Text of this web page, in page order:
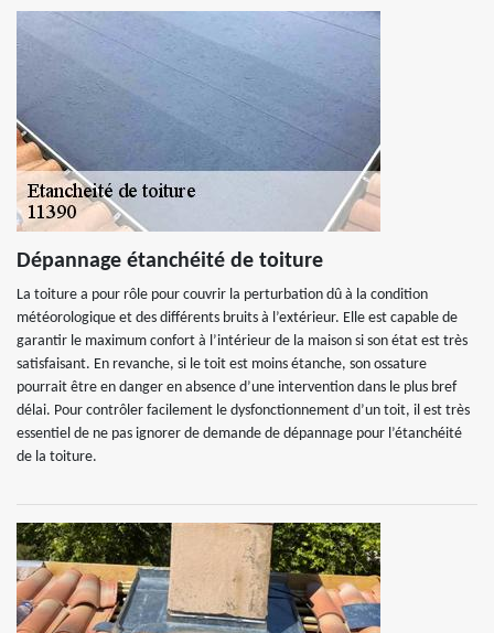
Dépannage étanchéité de toiture
La toiture a pour rôle pour couvrir la perturbation dû à la condition
météorologique et des différents bruits à l’extérieur. Elle est capable de
garantir le maximum confort à l’intérieur de la maison si son état est très
satisfaisant. En revanche, si le toit est moins étanche, son ossature
pourrait être en danger en absence d’une intervention dans le plus bref
délai. Pour contrôler facilement le dysfonctionnement d’un toit, il est très
essentiel de ne pas ignorer de demande de dépannage pour l’étanchéité
de la toiture.